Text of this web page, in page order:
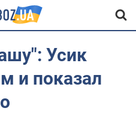
Усик
и показал